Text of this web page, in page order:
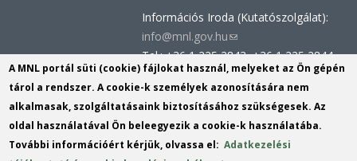
Információs Iroda (Kutatószolgálat):
info@mnl.gov.hu(link
sends
e-
mail)
Tel.: +36 1 225 2843, +36 1 225 2844
Postacím: 1014 Budapest, Bécsi kapu
tér 2-4.
Felnőttképzési nyilvántartási szám:
B/2020/002162
A MNL portál süti (cookie) fájlokat használ, melyeket az Ön gépén
tárol a rendszer. A cookie-k személyek azonosítására nem
alkalmasak, szolgáltatásaink biztosításához szükségesek. Az
oldal használatával Ön beleegyezik a cookie-k használatába.
További információért kérjük, olvassa el:Adatkezelési